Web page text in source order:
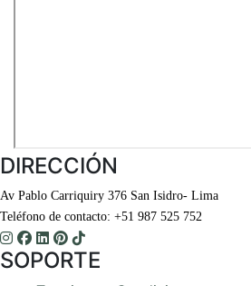
DIRECCIÓN
Av Pablo Carriquiry 376 San Isidro- Lima
Teléfono de contacto: +51 987 525 752
SOPORTE